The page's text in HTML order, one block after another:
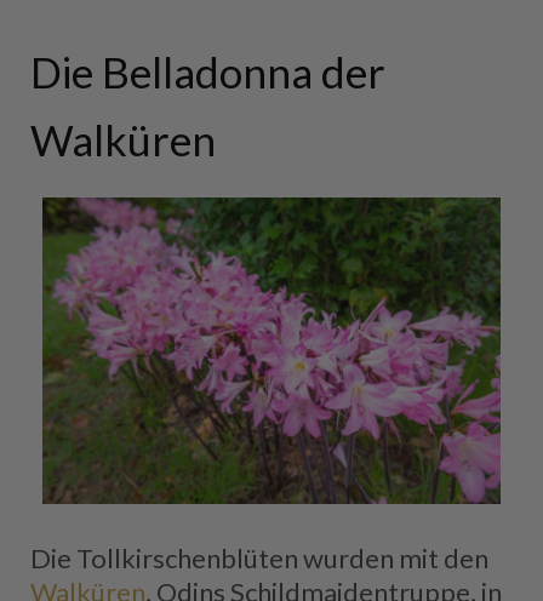
Die Belladonna der
Walküren
Die Tollkirschenblüten wurden mit den
Walküren, Odins Schildmaidentruppe, in